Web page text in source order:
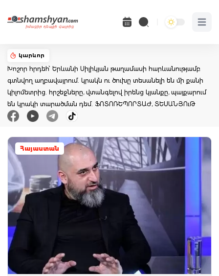
Open
կարևոր
Խոշոր հրդեհ՝ Երևանի Սիլիկյան թաղամասի հարևանությամբ
գտնվող աղբավայրում. կրակն ու ծուխը տեսանելի են մի քանի
կիլոմետրից. հրշեջները, վտանգելով իրենց կյանքը, պայքարում
են կրակի տարածման դեմ. ՖՈՏՈՌԵՊՈՐՏԱԺ, ՏԵՍԱՆՅՈւԹ
Հայաստան